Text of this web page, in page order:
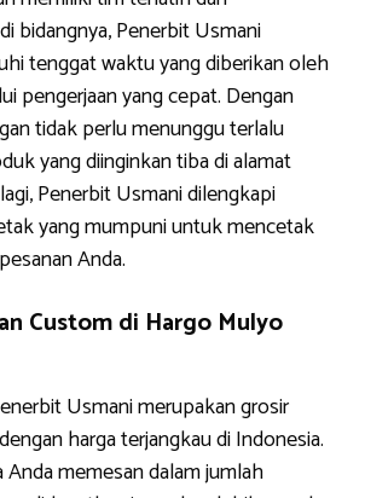
bidangnya, Penerbit Usmani
tenggat waktu yang diberikan oleh
pengerjaan yang cepat. Dengan
tidak perlu menunggu terlalu
yang diinginkan tiba di alamat
Penerbit Usmani dilengkapi
yang mumpuni untuk mencetak
Anda.
Custom di Hargo Mulyo
Usmani merupakan grosir
harga terjangkau di Indonesia.
memesan dalam jumlah